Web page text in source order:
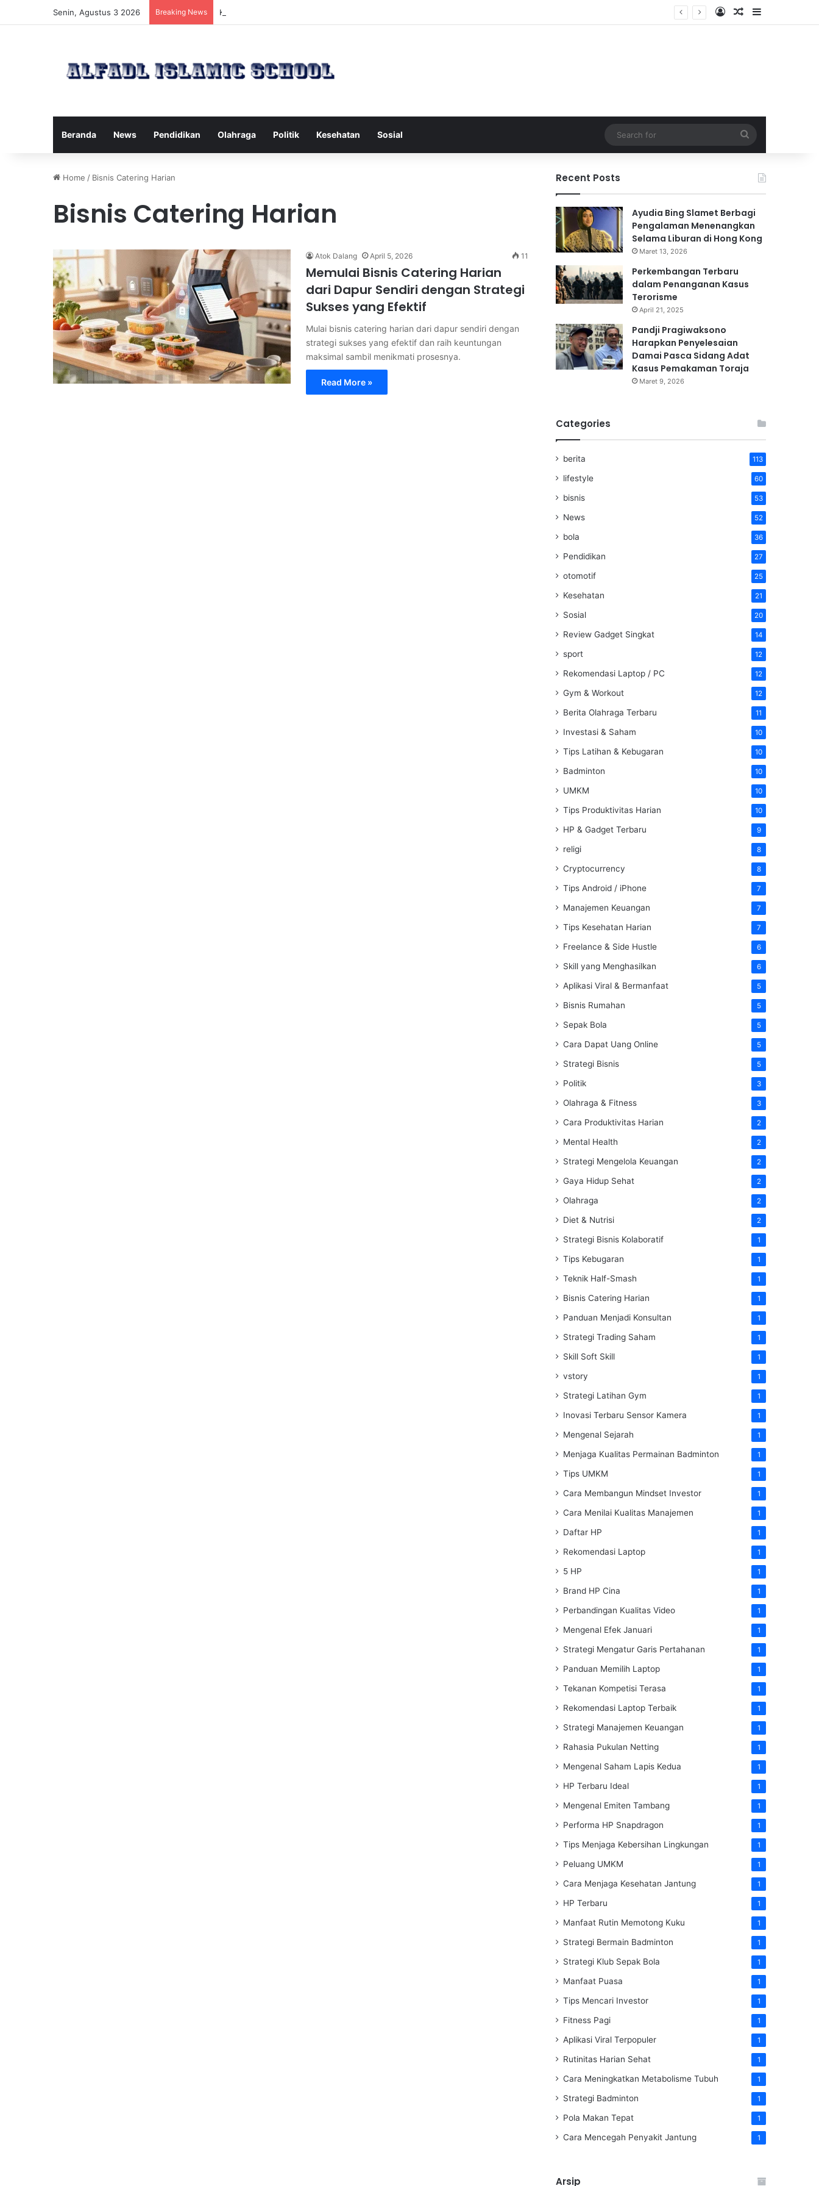
Senin, Agustus 3 2026 Breaking News Kawanan Lebah Serang Tol Bali Mandara, BKSDA Rincikan Penyebabnya Log InRandom Article
Sidebar
Beranda News Pendidikan Olahraga Politik Kesehatan Sosial
for
Home / Bisnis Catering Harian
Bisnis Catering Harian
Atok Dalang April 5, 2026 11
Memulai Bisnis Catering Harian
dari Dapur Sendiri dengan Strategi
Sukses yang Efektif
Mulai bisnis catering harian dari dapur sendiri dengan
strategi sukses yang efektif dan raih keuntungan
maksimal sambil menikmati prosesnya.
Read More »
Recent Posts
Ayudia Bing Slamet Berbagi
Pengalaman Menenangkan
Selama Liburan di Hong Kong
Maret 13, 2026
Perkembangan Terbaru
dalam Penanganan Kasus
Terorisme
April 21, 2025
Pandji Pragiwaksono
Harapkan Penyelesaian
Damai Pasca Sidang Adat
Kasus Pemakaman Toraja
Maret 9, 2026
Categories
berita 113
lifestyle 60
bisnis 53
News 52
bola 36
Pendidikan 27
otomotif 25
Kesehatan 21
Sosial 20
Review Gadget Singkat 14
sport 12
Rekomendasi Laptop / PC 12
Gym & Workout 12
Berita Olahraga Terbaru 11
Investasi & Saham 10
Tips Latihan & Kebugaran 10
Badminton 10
UMKM 10
Tips Produktivitas Harian 10
HP & Gadget Terbaru 9
religi 8
Cryptocurrency 8
Tips Android / iPhone 7
Manajemen Keuangan 7
Tips Kesehatan Harian 7
Freelance & Side Hustle 6
Skill yang Menghasilkan 6
Aplikasi Viral & Bermanfaat 5
Bisnis Rumahan 5
Sepak Bola 5
Cara Dapat Uang Online 5
Strategi Bisnis 5
Politik 3
Olahraga & Fitness 3
Cara Produktivitas Harian 2
Mental Health 2
Strategi Mengelola Keuangan 2
Gaya Hidup Sehat 2
Olahraga 2
Diet & Nutrisi 2
Strategi Bisnis Kolaboratif 1
Tips Kebugaran 1
Teknik Half-Smash 1
Bisnis Catering Harian 1
Panduan Menjadi Konsultan 1
Strategi Trading Saham 1
Skill Soft Skill 1
vstory 1
Strategi Latihan Gym 1
Inovasi Terbaru Sensor Kamera 1
Mengenal Sejarah 1
Menjaga Kualitas Permainan Badminton 1
Tips UMKM 1
Cara Membangun Mindset Investor 1
Cara Menilai Kualitas Manajemen 1
Daftar HP 1
Rekomendasi Laptop 1
5 HP 1
Brand HP Cina 1
Perbandingan Kualitas Video 1
Mengenal Efek Januari 1
Strategi Mengatur Garis Pertahanan 1
Panduan Memilih Laptop 1
Tekanan Kompetisi Terasa 1
Rekomendasi Laptop Terbaik 1
Strategi Manajemen Keuangan 1
Rahasia Pukulan Netting 1
Mengenal Saham Lapis Kedua 1
HP Terbaru Ideal 1
Mengenal Emiten Tambang 1
Performa HP Snapdragon 1
Tips Menjaga Kebersihan Lingkungan 1
Peluang UMKM 1
Cara Menjaga Kesehatan Jantung 1
HP Terbaru 1
Manfaat Rutin Memotong Kuku 1
Strategi Bermain Badminton 1
Strategi Klub Sepak Bola 1
Manfaat Puasa 1
Tips Mencari Investor 1
Fitness Pagi 1
Aplikasi Viral Terpopuler 1
Rutinitas Harian Sehat 1
Cara Meningkatkan Metabolisme Tubuh 1
Strategi Badminton 1
Pola Makan Tepat 1
Cara Mencegah Penyakit Jantung 1
Arsip